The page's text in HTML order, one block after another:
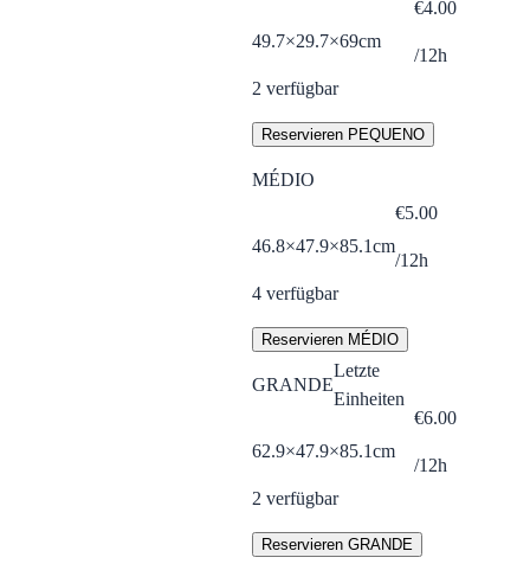
49.7×29.7×69cm
2 verfügbar
€4.00
/12h
Reservieren PEQUENO
MÉDIO
46.8×47.9×85.1cm
4 verfügbar
€5.00
/12h
Reservieren MÉDIO
GRANDE
Letzte
Einheiten
62.9×47.9×85.1cm
2 verfügbar
€6.00
/12h
Reservieren GRANDE